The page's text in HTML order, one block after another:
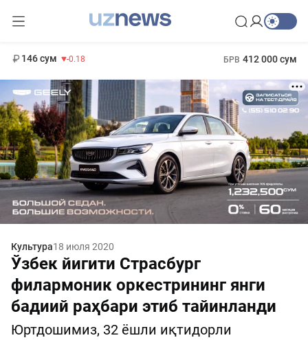
146 сум -0.18 БРВ 412 000 сум
Культура18 июля 2020
Ўзбек йигити Страсбург
филармоник оркестрининг янги
бадиий раҳбари этиб тайинланди
Юртдошимиз, 32 ёшли иқтидорли